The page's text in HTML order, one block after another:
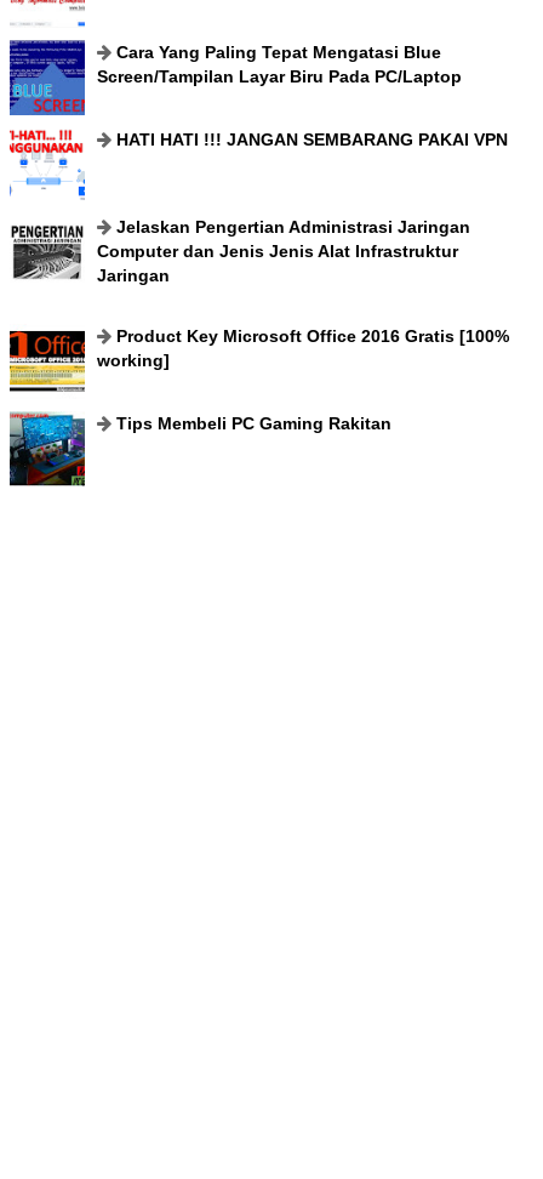
Cara Yang Paling Tepat Mengatasi Blue
Screen/Tampilan Layar Biru Pada PC/Laptop
HATI HATI !!! JANGAN SEMBARANG PAKAI VPN
Jelaskan Pengertian Administrasi Jaringan
Computer dan Jenis Jenis Alat Infrastruktur
Jaringan
Product Key Microsoft Office 2016 Gratis [100%
working]
Tips Membeli PC Gaming Rakitan